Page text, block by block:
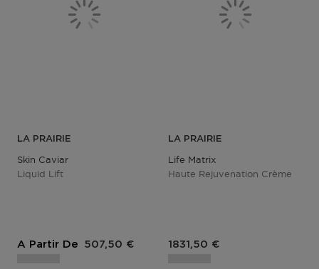
LA PRAIRIE
Skin Caviar
Liquid Lift
A Partir De Prix du produit
507,50 €
LA PRAIRIE
Life Matrix
Haute Rejuvenation Crème
Prix du produit
1831,50 €